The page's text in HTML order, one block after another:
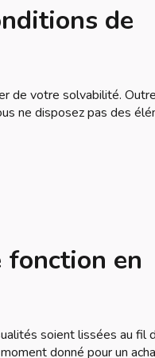
de
de votre solvabilité.
ne disposez pas des
fonction en
soient lissées au fil
donné pour un